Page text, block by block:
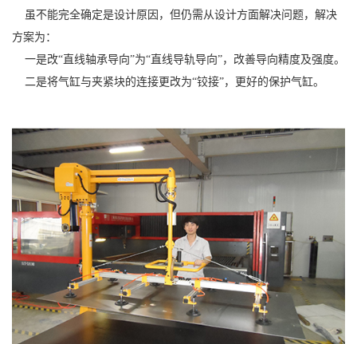
虽不能完全确定是设计原因，但仍需从设计方面解决问题，解决
方案为：
一是改“直线轴承导向”为“直线导轨导向”，改善导向精度及强度。
二是将气缸与夹紧块的连接更改为“铰接”，更好的保护气缸。